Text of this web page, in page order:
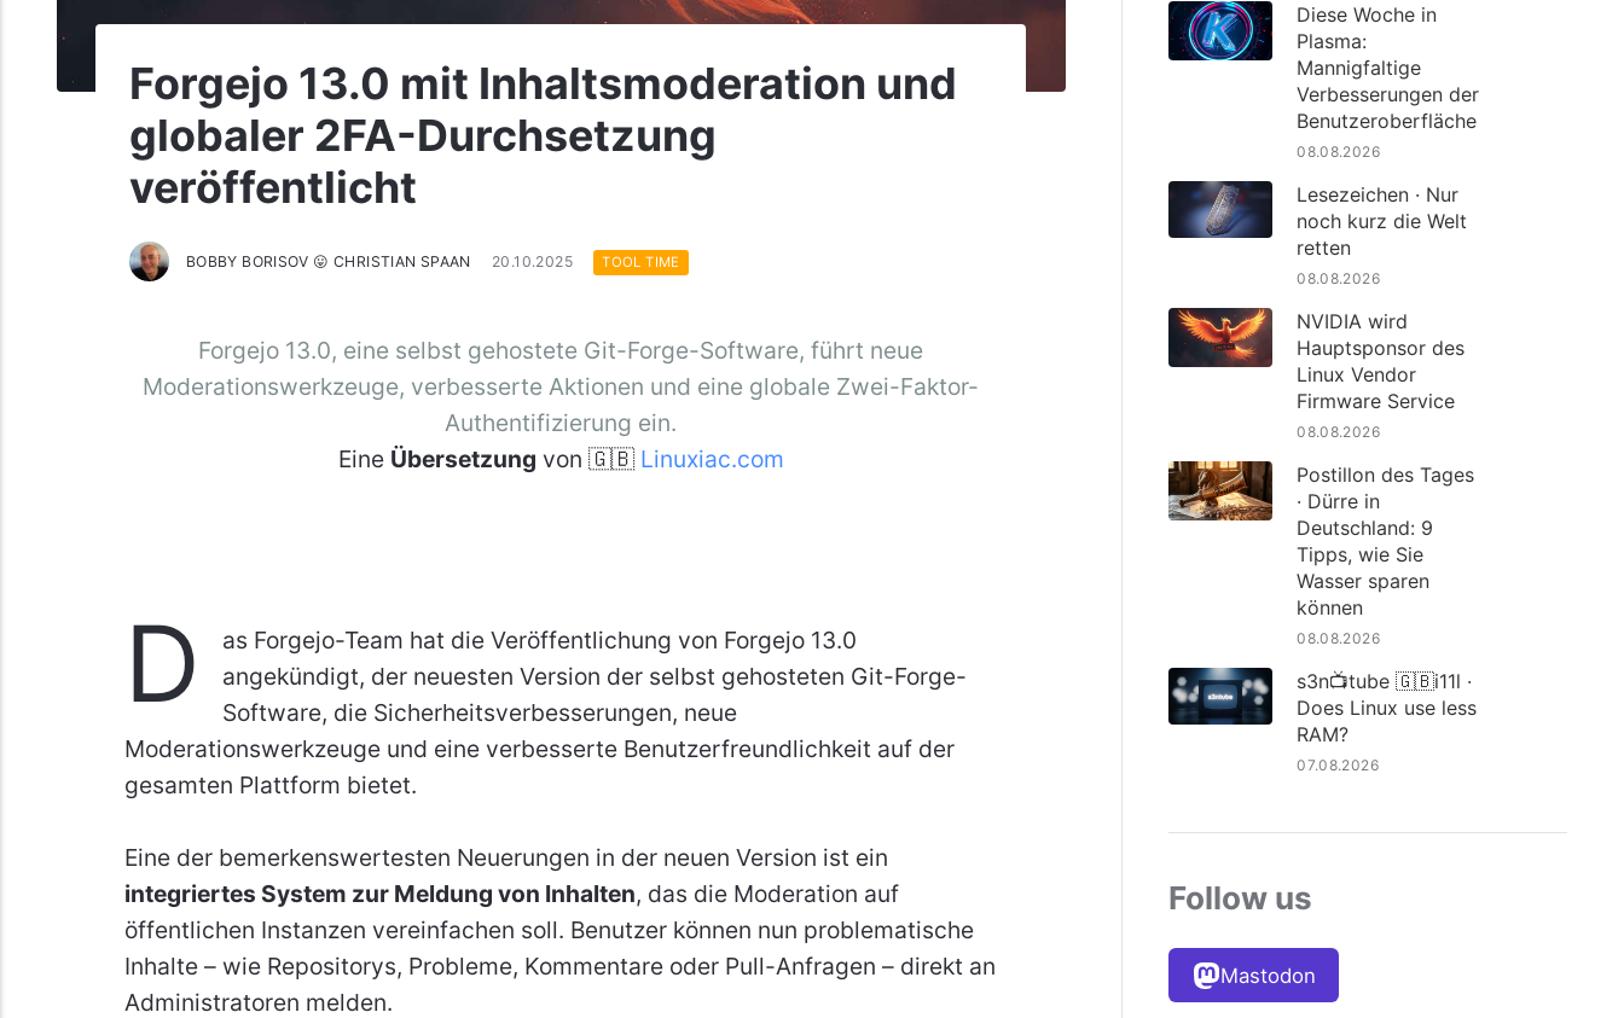
Forgejo 13.0 mit Inhaltsmoderation und
globaler 2FA-Durchsetzung
veröffentlicht
BOBBY BORISOV 😛 CHRISTIAN SPAAN 20.10.2025 TOOL TIME
Forgejo 13.0, eine selbst gehostete Git-Forge-Software, führt neue
Moderationswerkzeuge, verbesserte Aktionen und eine globale Zwei-Faktor-
Authentifizierung ein.
Eine Übersetzung von 🇬🇧 Linuxiac.com
D
as Forgejo-Team hat die Veröffentlichung von Forgejo 13.0
angekündigt, der neuesten Version der selbst gehosteten Git-Forge-
Software, die Sicherheitsverbesserungen, neue
Moderationswerkzeuge und eine verbesserte Benutzerfreundlichkeit auf der
gesamten Plattform bietet.
Eine der bemerkenswertesten Neuerungen in der neuen Version ist ein
integriertes System zur Meldung von Inhalten, das die Moderation auf
öffentlichen Instanzen vereinfachen soll. Benutzer können nun problematische
Inhalte – wie Repositorys, Probleme, Kommentare oder Pull-Anfragen – direkt an
Administratoren melden.
Diese Woche in
Plasma:
Mannigfaltige
Verbesserungen der
Benutzeroberfläche
08.08.2026
Lesezeichen · Nur
noch kurz die Welt
retten
08.08.2026
NVIDIA wird
Hauptsponsor des
Linux Vendor
Firmware Service
08.08.2026
Postillon des Tages
· Dürre in
Deutschland: 9
Tipps, wie Sie
Wasser sparen
können
08.08.2026
s3n📺tube 🇬🇧i11l ·
Does Linux use less
RAM?
07.08.2026
Follow us
Mastodon